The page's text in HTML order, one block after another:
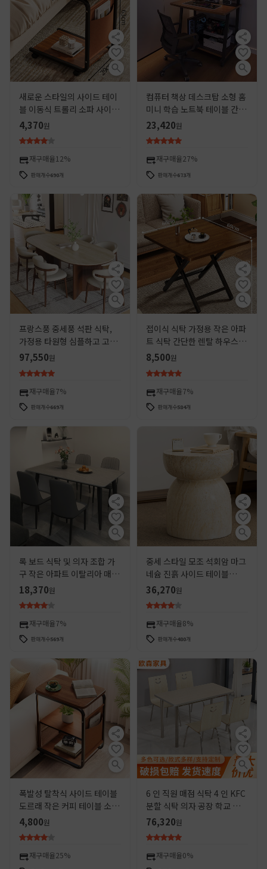
새로운 스타일의 사이드 테이
블 이동식 트롤리 소파 사이드
캐비닛 간단한 현대 거실 커피
테이블 스토리지 랙 미니 침대
옆 테이블
4,370원
재구매율 12%
판매개수690개
컴퓨터 책상 데스크탑 소형 홈
미니 학습 노트북 테이블 간단
한 이동식 책상 침실 침대 옆
테이블
23,420원
재구매율27%
판매개수673개
프랑스풍 중세풍 석판 식탁,
가정용 타원형 심플하고 고급
스러운 원목 식탁과 의자 세트
97,550원
재구매율7%
판매개수669개
접이식 식탁 가정용 작은 아파
트 식탁 간단한 렌탈 하우스 스
퀘어 휴대용 스톨 스퀘어 테이
블
8,500원
재구매율7%
판매개수584개
록 보드 식탁 및 의자 조합 가
구 작은 아파트 이탈리아 매트
두꺼운 식탁 현대 간단한 식탁
18,370원
재구매율7%
판매개수569개
중세 스타일 모조 석회암 마그
네슘 진흙 사이드 테이블
B&B 홈 커피 테이블 TV 캐비
닛 침대 옆 테이블 침실 발코니
수영장 라운드 테이블
36,270원
재구매율8%
판매개수480개
폭발성 탈착식 사이드 테이블
도르래 작은 커피 테이블 소파
사이드 테이블 마시는 차 침대
옆 선반 간단한 거실
4,800원
재구매율25%
6 인 직원 매점 식탁 4 인 KFC
분할 식탁 의자 공장 학교 스테
인레스 매점 식탁
76,320원
재구매율0%